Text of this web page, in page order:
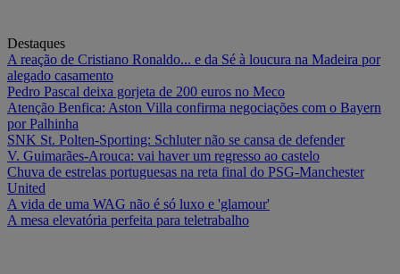
Destaques
A reação de Cristiano Ronaldo... e da Sé à loucura na Madeira por
alegado casamento
Pedro Pascal deixa gorjeta de 200 euros no Meco
Atenção Benfica: Aston Villa confirma negociações com o Bayern
por Palhinha
SNK St. Polten-Sporting: Schluter não se cansa de defender
V. Guimarães-Arouca: vai haver um regresso ao castelo
Chuva de estrelas portuguesas na reta final do PSG-Manchester
United
A vida de uma WAG não é só luxo e 'glamour'
A mesa elevatória perfeita para teletrabalho